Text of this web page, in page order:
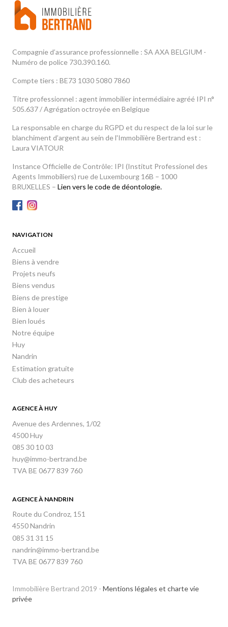
Compagnie d’assurance professionnelle : SA AXA BELGIUM -
Numéro de police 730.390.160.
Compte tiers : BE73 1030 5080 7860
Titre professionnel : agent immobilier intermédiaire agréé IPI n°
505.637 / Agrégation octroyée en Belgique
La responsable en charge du RGPD et du respect de la loi sur le
blanchiment d’argent au sein de l'Immobilière Bertrand est :
Laura VIATOUR
Instance Officielle de Contrôle: IPI (Institut Professionel des
Agents Immobiliers) rue de Luxembourg 16B – 1000
BRUXELLES – Lien vers le code de déontologie.
NAVIGATION
Accueil
Biens à vendre
Projets neufs
Biens vendus
Biens de prestige
Bien à louer
Bien loués
Notre équipe
Huy
Nandrin
Estimation gratuite
Club des acheteurs
AGENCE À HUY
Avenue des Ardennes, 1/02
4500 Huy
085 30 10 03
huy@immo-bertrand.be
TVA BE 0677 839 760
AGENCE À NANDRIN
Route du Condroz, 151
4550 Nandrin
085 31 31 15
nandrin@immo-bertrand.be
TVA BE 0677 839 760
Immobilière Bertrand 2019 - Mentions légales et charte vie
privée